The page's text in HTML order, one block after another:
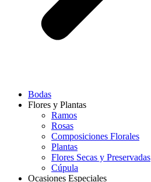
Bodas
Flores y Plantas
Ramos
Rosas
Composiciones Florales
Plantas
Flores Secas y Preservadas
Cúpula
Ocasiones Especiales